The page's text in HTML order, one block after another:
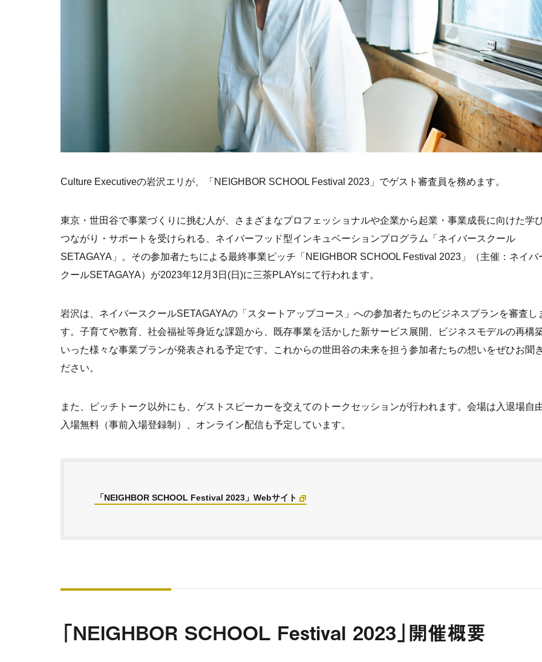
Culture Executiveの岩沢エリが、「NEIGHBOR SCHOOL Festival 2023」でゲスト審査員を務めます。
東京・世田谷で事業づくりに挑む人が、さまざまなプロフェッショナルや企業から起業・事業成長に向けた学
つながり・サポートを受けられる、ネイバーフッド型インキュベーションプログラム「ネイバースクール
SETAGAYA」。その参加者たちによる最終事業ピッチ「NEIGHBOR SCHOOL Festival 2023」（主催：ネイバ
クールSETAGAYA）が2023年12月3日(日)に三茶PLAYsにて行われます。
岩沢は、ネイバースクールSETAGAYAの「スタートアップコース」への参加者たちのビジネスプランを審査し
す。子育てや教育、社会福祉等身近な課題から、既存事業を活かした新サービス展開、ビジネスモデルの再構
いった様々な事業プランが発表される予定です。これからの世田谷の未来を担う参加者たちの想いをぜひお聞
ださい。
また、ピッチトーク以外にも、ゲストスピーカーを交えてのトークセッションが行われます。会場は入退場自
入場無料（事前入場登録制）、オンライン配信も予定しています。
「NEIGHBOR SCHOOL Festival 2023」Webサイト
「NEIGHBOR SCHOOL Festival 2023」開催概要